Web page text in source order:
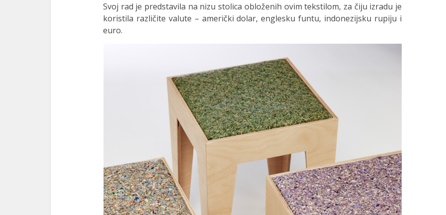
Svoj rad je predstavila na nizu stolica obloženih ovim tekstilom, za čiju izradu je
koristila različite valute – američki dolar, englesku funtu, indonezijsku rupiju i
euro.